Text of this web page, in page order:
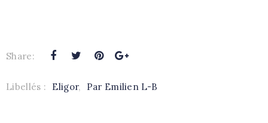
Share:
Libellés : Eligor, Par Emilien L-B